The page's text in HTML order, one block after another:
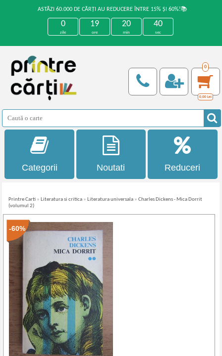
ASTĂZI 60.000 DE CĂRȚI AU REDUCERE ÎNTRE 15% ȘI 60%!📚
0
zile
19
ore
20
min
40
sec
0
0,00 Lei
Categorii Noutati Reduceri
Printre Carti » Literatura si critica » Literatura universala »Charles Dickens - Mica Dorrit
(volumul 2)
-60%